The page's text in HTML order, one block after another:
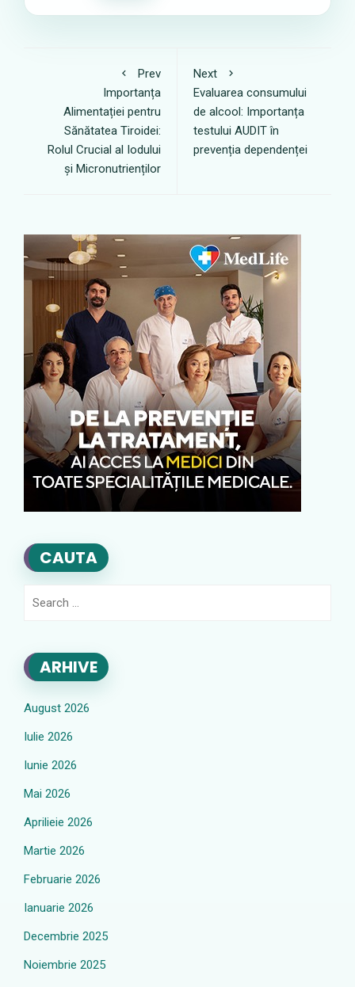
Prev
Importanța
Alimentației pentru
Sănătatea Tiroidei:
Rolul Crucial al Iodului
și Micronutrienților
Next
Evaluarea consumului
de alcool: Importanța
testului AUDIT în
prevenția dependenței
CAUTA
ARHIVE
August 2026
Iulie 2026
Iunie 2026
Mai 2026
Aprilieie 2026
Martie 2026
Februarie 2026
Ianuarie 2026
Decembrie 2025
Noiembrie 2025